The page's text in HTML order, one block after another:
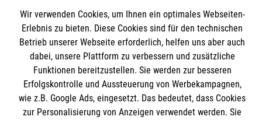
Angebote und Leistungen
Unsere Kurse
Mitarbeiten
Wir Malteser
Informationen
Kontakt
Pressestelle
Malteser online
Wir verwenden Cookies, um Ihnen ein optimales Webseiten-
Erlebnis zu bieten. Diese Cookies sind für den technischen
Betrieb unserer Webseite erforderlich, helfen uns aber auch
dabei, unsere Plattform zu verbessern und zusätzliche
Funktionen bereitzustellen. Sie werden zur besseren
Erfolgskontrolle und Aussteuerung von Werbekampagnen,
wie z.B. Google Ads, eingesetzt. Das bedeutet, dass Cookies
zur Personalisierung von Anzeigen verwendet werden. Sie